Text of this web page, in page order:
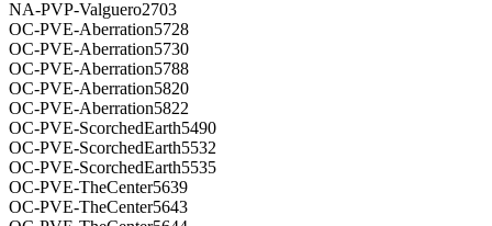
NA-PVP-Valguero2703
OC-PVE-Aberration5728
OC-PVE-Aberration5730
OC-PVE-Aberration5788
OC-PVE-Aberration5820
OC-PVE-Aberration5822
OC-PVE-ScorchedEarth5490
OC-PVE-ScorchedEarth5532
OC-PVE-ScorchedEarth5535
OC-PVE-TheCenter5639
OC-PVE-TheCenter5643